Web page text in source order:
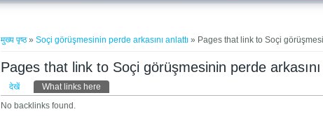
मुख्य पृष्ठ»Soçi görüşmesinin perde arkasını anlattı » Pages that link to Soçi
Pages that link to Soçi görüşmesinin perde arkasını
प्राथमिक टैब्स
देखें What links here
No backlinks found.